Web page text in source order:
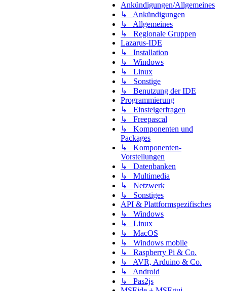
Ankündigungen/Allgemeines
↳ Ankündigungen
↳ Allgemeines
↳ Regionale Gruppen
Lazarus-IDE
↳ Installation
↳ Windows
↳ Linux
↳ Sonstige
↳ Benutzung der IDE
Programmierung
↳ Einsteigerfragen
↳ Freepascal
↳ Komponenten und
Packages
↳ Komponenten-
Vorstellungen
↳ Datenbanken
↳ Multimedia
↳ Netzwerk
↳ Sonstiges
API & Plattformspezifisches
↳ Windows
↳ Linux
↳ MacOS
↳ Windows mobile
↳ Raspberry Pi & Co.
↳ AVR, Arduino & Co.
↳ Android
↳ Pas2js